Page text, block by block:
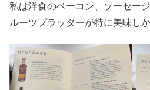
私は洋食のベーコン、ソーセー
ルーツプラッターが特に美味しか